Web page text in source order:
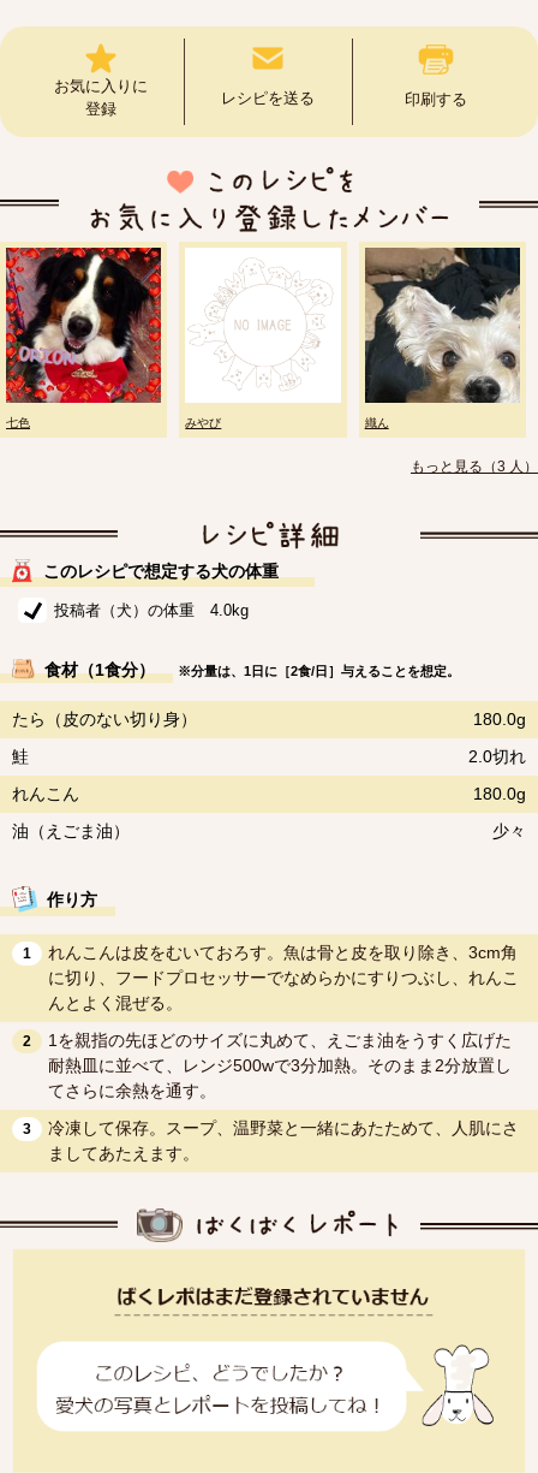
お気に入りに
登録
レシピを送る 印刷する
七色 みやび 織ん
もっと見る（3 人）
このレシピで想定する犬の体重
投稿者（犬）の体重 4.0kg
食材（1食分） ※分量は、1日に［2食/日］与えることを想定。
たら（皮のない切り身）
180.0g
鮭
2.0切れ
れんこん
180.0g
油（えごま油）
少々
作り方
1
れんこんは皮をむいておろす。魚は骨と皮を取り除き、3cm角
に切り、フードプロセッサーでなめらかにすりつぶし、れんこ
んとよく混ぜる。
2
1を親指の先ほどのサイズに丸めて、えごま油をうすく広げた
耐熱皿に並べて、レンジ500wで3分加熱。そのまま2分放置し
てさらに余熱を通す。
3
冷凍して保存。スープ、温野菜と一緒にあたためて、人肌にさ
ましてあたえます。